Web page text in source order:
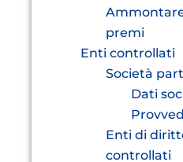
premi
Enti controllati
Società
Dati
Enti di
controllati